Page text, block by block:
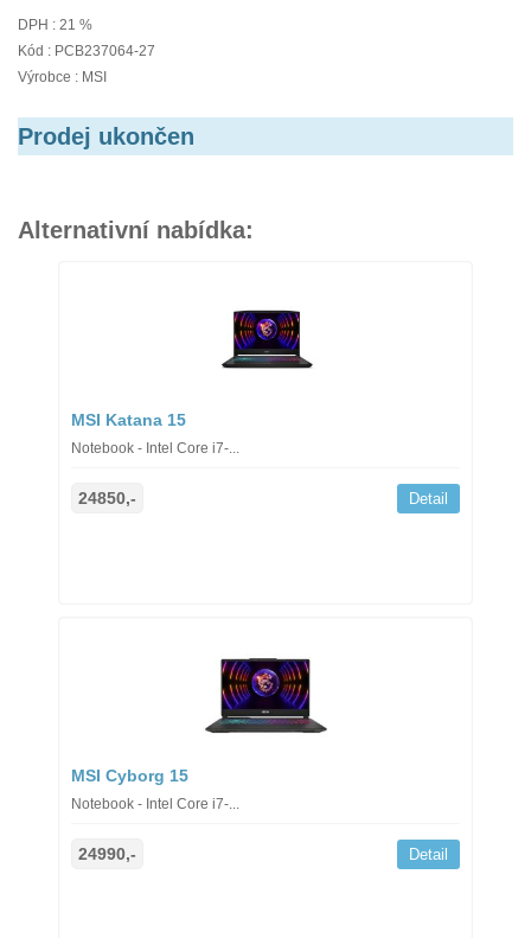
DPH : 21 %
Kód : PCB237064-27
Výrobce : MSI
Prodej ukončen
Alternativní nabídka:
MSI Katana 15
Notebook - Intel Core i7-...
24850,- Detail
MSI Cyborg 15
Notebook - Intel Core i7-...
24990,- Detail